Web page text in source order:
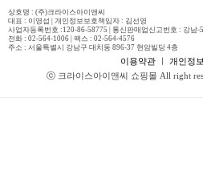
상호명 : (주)크라이스아이앤씨
대표 : 이영섭 | 개인정보보호책임자 : 김선영
사업자등록번호 :120-86-58775 | 통신판매업신고번호 : 강남-
전화 : 02-564-1006 | 팩스 : 02-564-4576
주소 : 서울특별시 강남구 대치동 896-37 현암빌딩 4층
이용약관ㅣ 개인정
ⓒ 크라이스아이앤씨 쇼핑몰 All right